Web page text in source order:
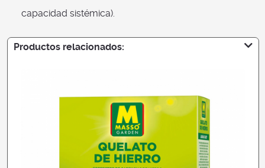
capacidad sistémica).
Productos relacionados: